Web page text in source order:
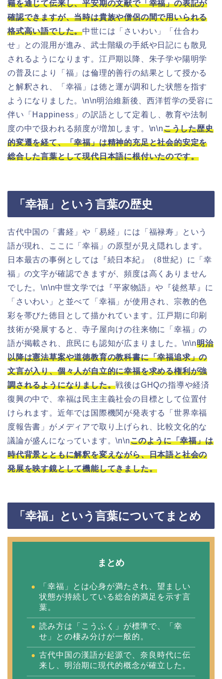
籍を通じて伝来し、平安期の文献で「幸福」の表記が
確認できますが、当時は貴族や僧侶の間で用いられる
格式高い語でした。中世には「さいわい」「仕合わ
せ」との混用が進み、武士階級の手紙や日記にも散見
されるようになります。江戸期以降、朱子学や陽明学
の普及により「福」は倫理的善行の結果として授かる
と解釈され、「幸福」は徳と運が調和した状態を指す
ようになりました。\n\n明治維新後、西洋哲学の受容に
伴い「Happiness」の訳語として定着し、教育や法制
度の中で扱われる頻度が増加します。\n\nこうした歴史
的変遷を経て、「幸福」は精神的充足と社会的安定を
総合した言葉として現代日本語に根付いたのです。
「幸福」という言葉の歴史
古代中国の「書経」や「易経」には「福禄寿」という
語が現れ、ここに「幸福」の原型が見え隠れします。
日本最古の事例としては『続日本紀』（8世紀）に「幸
福」の文字が確認できますが、頻度は高くありません
でした。\n\n中世文学では『平家物語』や『徒然草』に
「さいわい」と並べて「幸福」が使用され、宗教的色
彩を帯びた徳目として描かれています。江戸期に印刷
技術が発展すると、寺子屋向けの往来物に「幸福」の
語が掲載され、庶民にも認知が広まりました。\n\n明治
以降は憲法草案や道徳教育の教科書に「幸福追求」の
文言が入り、個々人が自立的に幸福を求める権利が強
調されるようになりました。戦後はGHQの指導や経済
復興の中で、幸福は民主主義社会の目標として位置付
けられます。近年では国際機関が発表する「世界幸福
度報告書」がメディアで取り上げられ、比較文化的な
議論が盛んになっています。\n\nこのように「幸福」は
時代背景とともに解釈を変えながら、日本語と社会の
発展を映す鏡として機能してきました。
「幸福」という言葉についてまとめ
まとめ
「幸福」とは心身が満たされ、望ましい
状態が持続している総合的満足を示す言
葉。
読み方は「こうふく」が標準で、「幸
せ」との棲み分けが一般的。
古代中国の漢語が起源で、奈良時代に伝
来し、明治期に現代的概念が確立した。